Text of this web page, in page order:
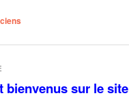
bienvenussur le site